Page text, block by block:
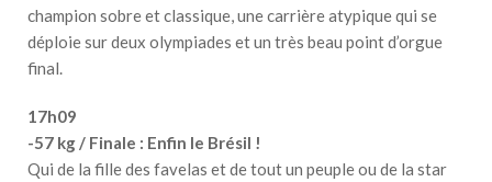
champion sobre et classique, une carrière atypique qui se
déploie sur deux olympiades et un très beau point d’orgue
final.
17h09
-57 kg / Finale : Enfin le Brésil !
Qui de la fille des favelas et de tout un peuple ou de la star